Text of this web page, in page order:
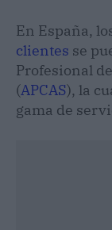
En España,
clientes se
Profesional
(APCAS), la
gama de